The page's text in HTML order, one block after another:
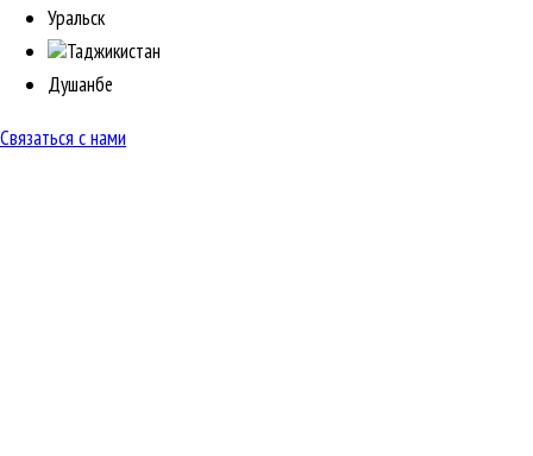
Уральск
Таджикистан
Душанбе
Связаться с нами